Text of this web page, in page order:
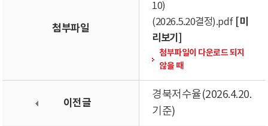
첨부파일
10)
(2026.5.20결정).pdf [미
리보기]
첨부파일이 다운로드 되지
않을 때
이전글
경북저수율(2026.4.20.
기준)